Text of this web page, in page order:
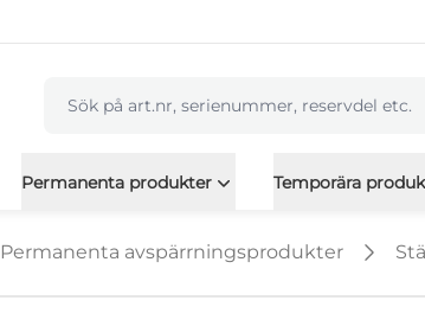
Permanenta produkter Temporära
Permanenta avspärrningsprodukter